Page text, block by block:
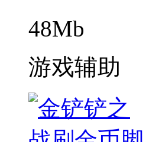
48Mb
游戏辅助